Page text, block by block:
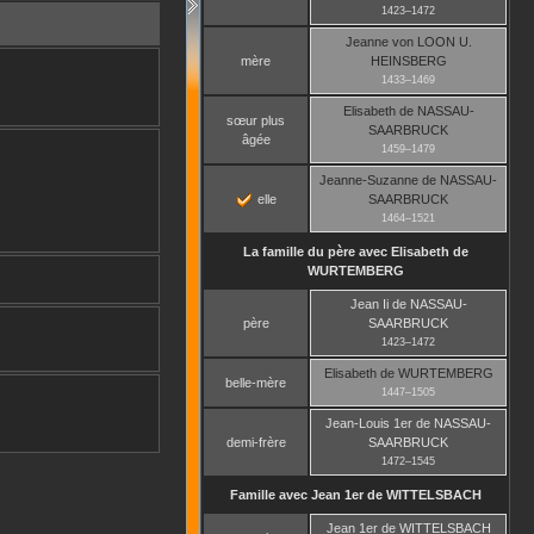
1423–1472
mère
Jeannevon LOON U.
HEINSBERG
1433–1469
sœur plus
âgée
Elisabethde NASSAU-
SAARBRUCK
1459–1479
elle
Jeanne-Suzanne de NASSAU-
SAARBRUCK
1464–1521
La famille du père avec Elisabeth de
WURTEMBERG
père
Jean Iide NASSAU-
SAARBRUCK
1423–1472
belle-mère
Elisabethde WURTEMBERG
1447–1505
demi-frère
Jean-Louis 1er de NASSAU-
SAARBRUCK
1472–1545
Famille avec Jean 1erde WITTELSBACH
Jean 1erde WITTELSBACH